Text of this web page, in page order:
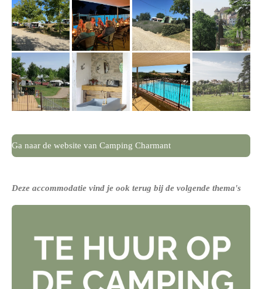
Ga naar de website van Camping Charmant
Deze accommodatie vind je ook terug bij de volgende thema's